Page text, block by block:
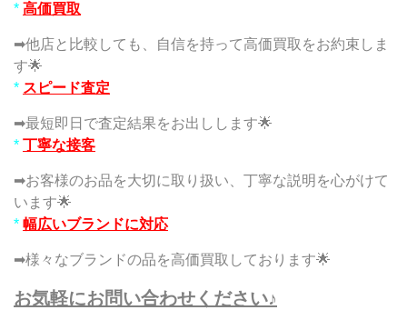
* 高価買取
➡他店と比較しても、自信を持って高価買取をお約束しま
す🌟
* スピード査定
➡最短即日で査定結果をお出しします🌟
* 丁寧な接客
➡お客様のお品を大切に取り扱い、丁寧な説明を心がけて
います🌟
* 幅広いブランドに対応
➡様々なブランドの品を高価買取しております🌟
お気軽にお問い合わせください♪